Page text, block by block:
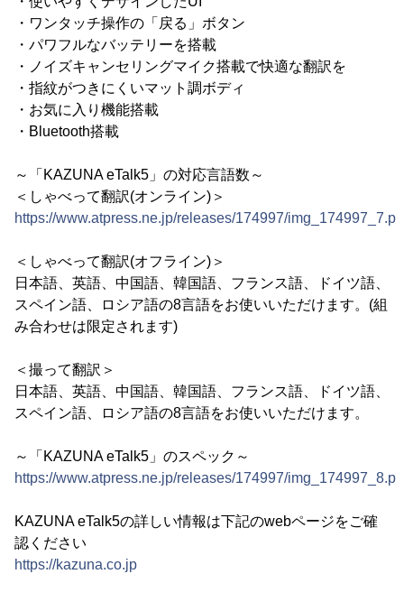
・ワンタッチ操作の「戻る」ボタン
・パワフルなバッテリーを搭載
・ノイズキャンセリングマイク搭載で快適な翻訳を
・指紋がつきにくいマット調ボディ
・お気に入り機能搭載
・Bluetooth搭載
～「KAZUNA eTalk5」の対応言語数～
＜しゃべって翻訳(オンライン)＞
https://www.atpress.ne.jp/releases/174997/
＜しゃべって翻訳(オフライン)＞
日本語、英語、中国語、韓国語、フランス語、ドイツ語、
スペイン語、ロシア語の8言語をお使いいただけます。(組
み合わせは限定されます)
＜撮って翻訳＞
日本語、英語、中国語、韓国語、フランス語、ドイツ語、
スペイン語、ロシア語の8言語をお使いいただけます。
～「KAZUNA eTalk5」のスペック～
https://www.atpress.ne.jp/releases/174997/
KAZUNA eTalk5の詳しい情報は下記のwebページをご確
認ください
https://kazuna.co.jp